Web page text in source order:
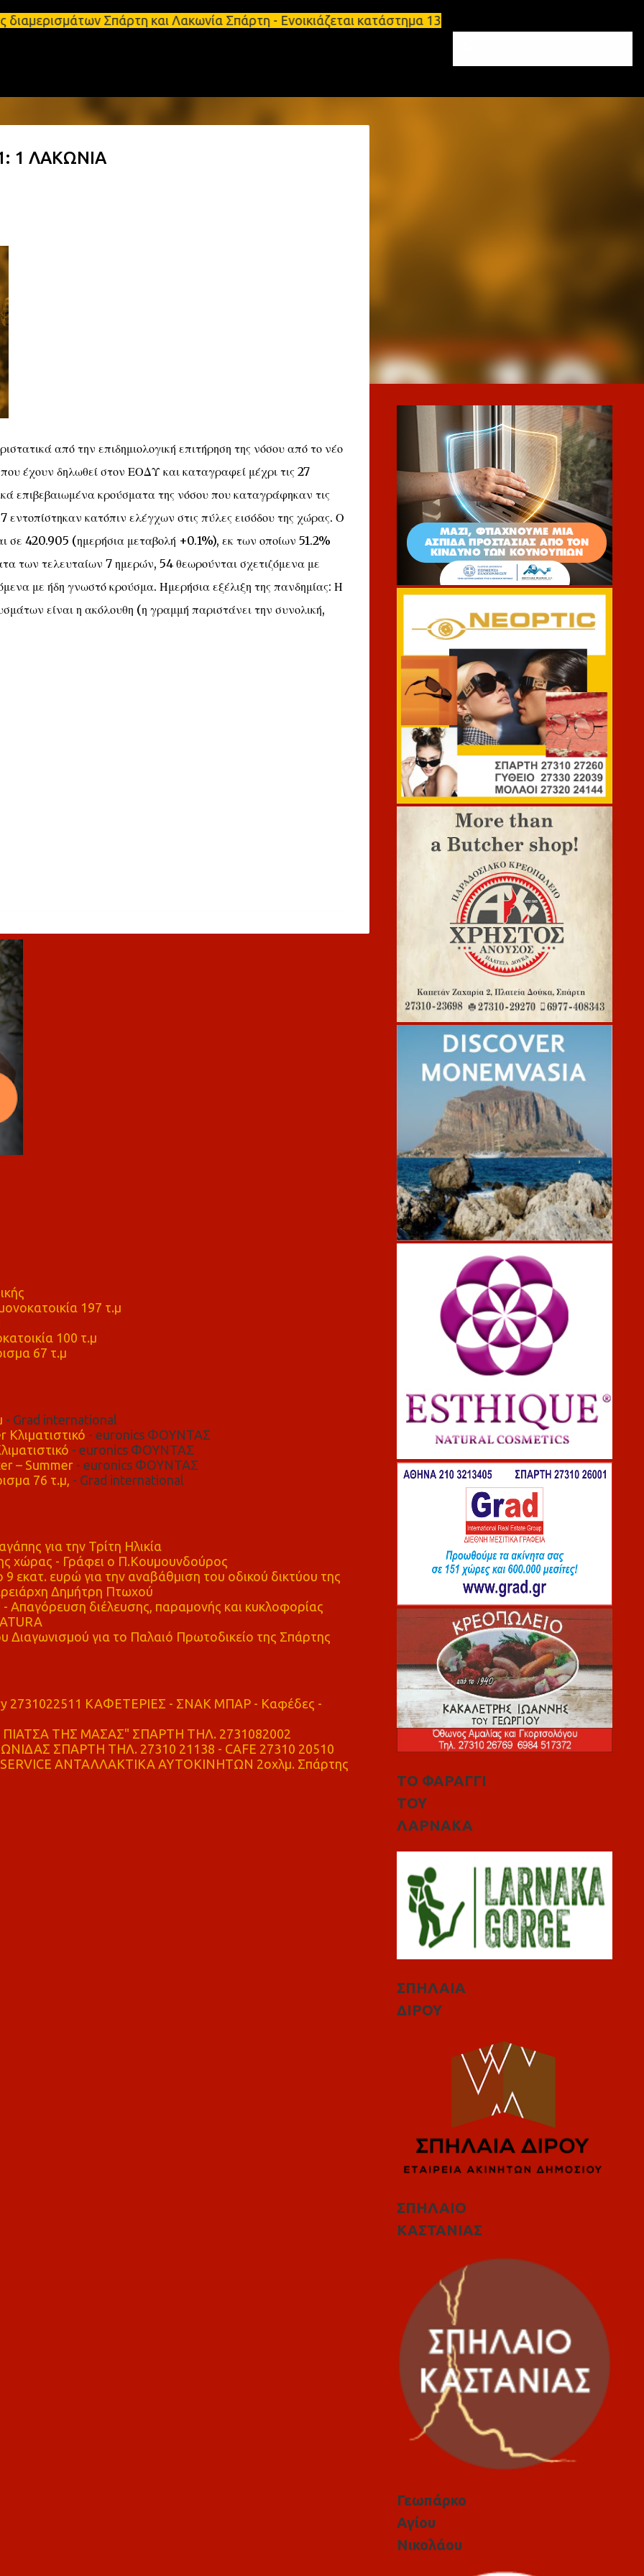
Μετάβαση στο κύριο περιεχόμενο
Σπάρτη και Λακωνία Σπάρτη - Ενοικιάζεται κατάστημα 134 τ.μ, με υπόγειο 124τ.μ και
1 ΛΑΚΩΝΙΑ
από την επιδημιολογική επιτήρηση της νόσου από το νέο
έχουν δηλωθεί στον ΕΟΔΥ και καταγραφεί μέχρι τις 27
επιβεβαιωμένα κρούσματα της νόσου που καταγράφηκαν τις
εντοπίστηκαν κατόπιν ελέγχων στις πύλες εισόδου της χώρας. Ο
σε 420.905 (ημερήσια μεταβολή +0.1%), εκ των οποίων 51.2%
των τελευταίων 7 ημερών, 54 θεωρούνται σχετιζόμενα με
με ήδη γνωστό κρούσμα. Ημερήσια εξέλιξη της πανδημίας: Η
είναι η ακόλουθη (η γραμμή παριστάνει την συνολική,
197 τ.μ
100 τ.μ
67 τ.μ
- Grad international
- euronics ΦΟΥΝΤΑΣ
- euronics ΦΟΥΝΤΑΣ
– Summer- euronics ΦΟΥΝΤΑΣ
76 τ.μ, - Grad international
για την Τρίτη Ηλικία
χώρας - Γράφει ο Π.Κουμουνδούρος
9 εκατ. ευρώ για την αναβάθμιση του οδικού δικτύου της
Δημήτρη Πτωχού
διέλευσης, παραμονής και κυκλοφορίας
Διαγωνισμού για το Παλαιό Πρωτοδικείο της Σπάρτης
2731022511 ΚΑΦΕΤΕΡΙΕΣ - ΣΝΑΚ ΜΠΑΡ - Καφέδες -
ΤΗΣ ΜΑΣΑΣ" ΣΠΑΡΤΗ ΤΗΛ. 2731082002
ΣΠΑΡΤΗ ΤΗΛ. 27310 21138 - CAFE 27310 20510
ΑΝΤΑΛΛΑΚΤΙΚΑ ΑΥΤΟΚΙΝΗΤΩΝ 2οχλμ. Σπάρτης
ΤΟ ΦΑΡΑΓΓΙ
ΤΟΥ
ΛΑΡΝΑΚΑ
ΣΠΗΛΑΙΑ
ΔΙΡΟΥ
ΣΠΗΛΑΙΟ
ΚΑΣΤΑΝΙΑΣ
Γεωπάρκο
Αγίου
Νικολάου